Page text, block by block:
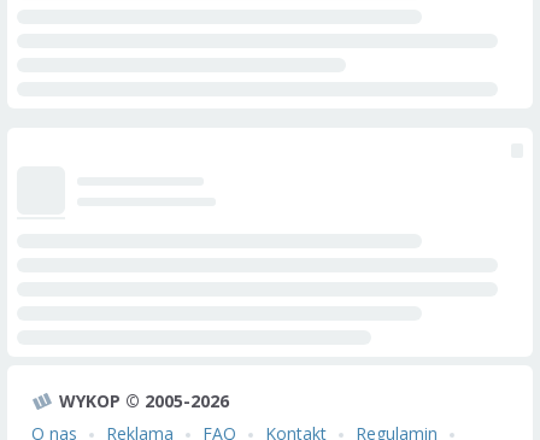
WYKOP © 2005-2026
O nas
Reklama FAQ Kontakt Regulamin